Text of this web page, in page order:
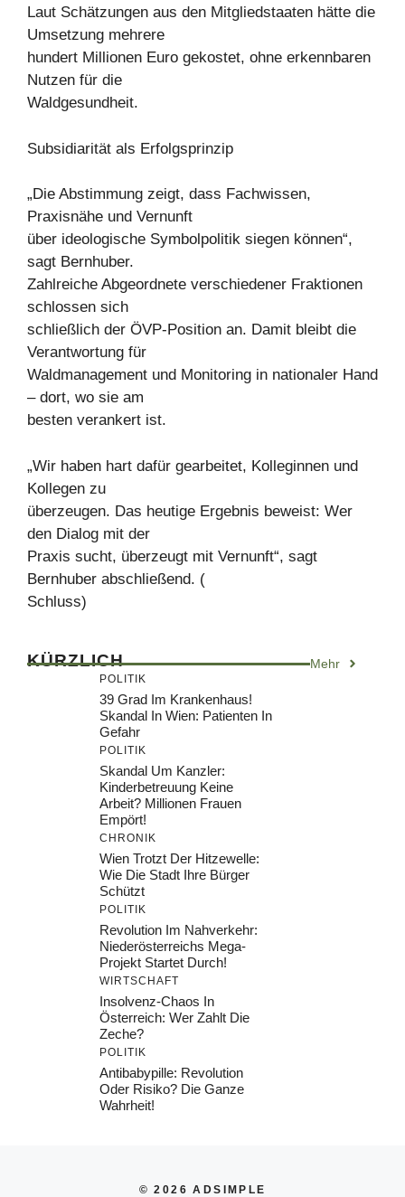
Laut Schätzungen aus den Mitgliedstaaten hätte die
Umsetzung mehrere
hundert Millionen Euro gekostet, ohne erkennbaren
Nutzen für die
Waldgesundheit.
Subsidiarität als Erfolgsprinzip
„Die Abstimmung zeigt, dass Fachwissen,
Praxisnähe und Vernunft
über ideologische Symbolpolitik siegen können“,
sagt Bernhuber.
Zahlreiche Abgeordnete verschiedener Fraktionen
schlossen sich
schließlich der ÖVP-Position an. Damit bleibt die
Verantwortung für
Waldmanagement und Monitoring in nationaler Hand
– dort, wo sie am
besten verankert ist.
„Wir haben hart dafür gearbeitet, Kolleginnen und
Kollegen zu
überzeugen. Das heutige Ergebnis beweist: Wer
den Dialog mit der
Praxis sucht, überzeugt mit Vernunft“, sagt
Bernhuber abschließend. (
Schluss)
KÜRZLICH Mehr
POLITIK
39 Grad Im Krankenhaus!
Skandal In Wien: Patienten In
Gefahr
POLITIK
Skandal Um Kanzler:
Kinderbetreuung Keine
Arbeit? Millionen Frauen
Empört!
CHRONIK
Wien Trotzt Der Hitzewelle:
Wie Die Stadt Ihre Bürger
Schützt
POLITIK
Revolution Im Nahverkehr:
Niederösterreichs Mega-
Projekt Startet Durch!
WIRTSCHAFT
Insolvenz-Chaos In
Österreich: Wer Zahlt Die
Zeche?
POLITIK
Antibabypille: Revolution
Oder Risiko? Die Ganze
Wahrheit!
© 2026 ADSIMPLE